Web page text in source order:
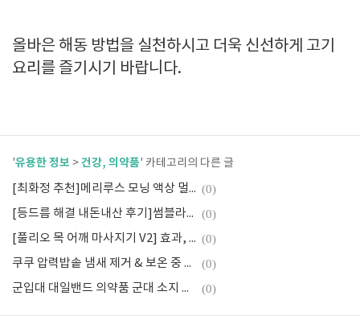
올바은 해동 방법을 실천하시고 더욱 신선하게 고기
요리를 즐기시기 바랍니다.
'유용한 정보 >건강, 의약품' 카테고리의 다른 글
[최화정 추천]메리루스 모닝 액상 멀티비타민, 효과 가격 섭취방법 총정리 (0)
[등드름 해결 내돈내산 후기]썸블라썸 아크네, 바디미스트,필리밀리 바디브러시,닥터트럼 스킨 리터닝 (0)
[풀리오 목 어깨 마사지기 V2] 효과, 리뷰, 후기 및 저렴하게 구매 (0)
쿠쿠 압력밥솥 냄새 제거 & 보온 중 냄새 해결 방법 (0)
군입대 대일밴드 의약품 군대 소지 가능? (0)